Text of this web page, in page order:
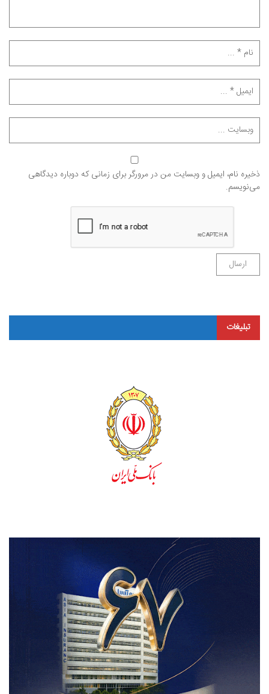
ذخیره نام، ایمیل و وبسایت من در مرورگر برای زمانی که دوباره دیدگاهی
می‌نویسم.
تبلیغات